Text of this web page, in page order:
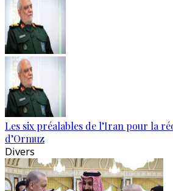
Les six préalables de l’Iran pour la
d’Ormuz
Divers